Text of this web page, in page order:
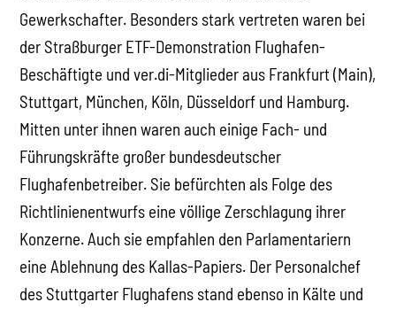
Gewerkschafter. Besonders stark vertreten waren bei
der Straßburger ETF-Demonstration Flughafen-
Beschäftigte und ver.di-Mitglieder aus Frankfurt (Main),
Stuttgart, München, Köln, Düsseldorf und Hamburg.
Mitten unter ihnen waren auch einige Fach- und
Führungskräfte großer bundesdeutscher
Flughafenbetreiber. Sie befürchten als Folge des
Richtlinienentwurfs eine völlige Zerschlagung ihrer
Konzerne. Auch sie empfahlen den Parlamentariern
eine Ablehnung des Kallas-Papiers. Der Personalchef
des Stuttgarter Flughafens stand ebenso in Kälte und